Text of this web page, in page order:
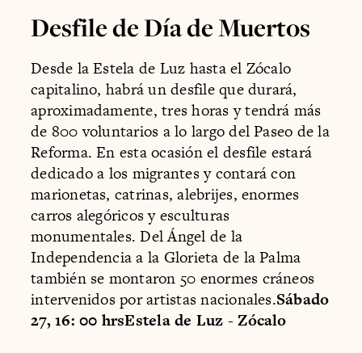
Desfile de Día de Muertos
Desde la Estela de Luz hasta el Zócalo
capitalino, habrá un desfile que durará,
aproximadamente, tres horas y tendrá más
de 800 voluntarios a lo largo del Paseo de la
Reforma. En esta ocasión el desfile estará
dedicado a los migrantes y contará con
marionetas, catrinas, alebrijes, enormes
carros alegóricos y esculturas
monumentales. Del Ángel de la
Independencia a la Glorieta de la Palma
también se montaron 50 enormes cráneos
intervenidos por artistas nacionales.Sábado
27, 16: 00 hrsEstela de Luz - Zócalo